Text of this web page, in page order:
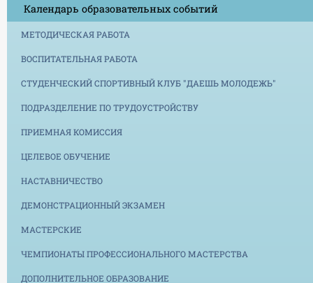
Календарь образовательных событий
МЕТОДИЧЕСКАЯ РАБОТА
ВОСПИТАТЕЛЬНАЯ РАБОТА
СТУДЕНЧЕСКИЙ СПОРТИВНЫЙ КЛУБ "ДАЕШЬ МОЛОДЕЖЬ"
ПОДРАЗДЕЛЕНИЕ ПО ТРУДОУСТРОЙСТВУ
ПРИЕМНАЯ КОМИССИЯ
ЦЕЛЕВОЕ ОБУЧЕНИЕ
НАСТАВНИЧЕСТВО
ДЕМОНСТРАЦИОННЫЙ ЭКЗАМЕН
МАСТЕРСКИЕ
ЧЕМПИОНАТЫ ПРОФЕССИОНАЛЬНОГО МАСТЕРСТВА
ДОПОЛНИТЕЛЬНОЕ ОБРАЗОВАНИЕ